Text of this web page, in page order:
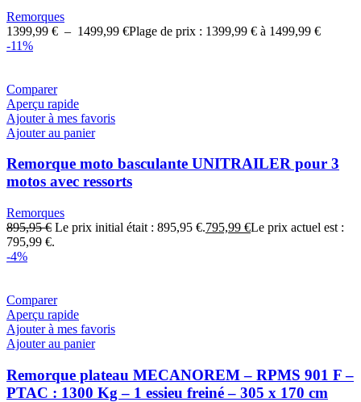
Remorques
1399,99 € – 1499,99 €Plage de prix : 1399,99 € à 1499,99 €
-11%
Comparer
Aperçu rapide
Ajouter à mes favoris
Ajouter au panier
Remorque moto basculante UNITRAILER pour 3
motos avec ressorts
Remorques
895,95€ Le prix initial était : 895,95 €.795,99 €Le prix actuel est :
795,99 €.
-4%
Comparer
Aperçu rapide
Ajouter à mes favoris
Ajouter au panier
Remorque plateau MECANOREM – RPMS 901 F –
PTAC : 1300 Kg – 1 essieu freiné – 305 x 170 cm